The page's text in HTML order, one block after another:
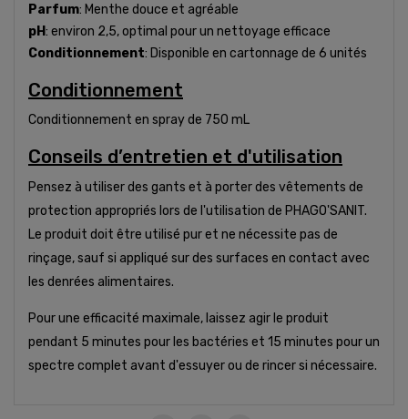
Parfum: Menthe douce et agréable
pH: environ 2,5, optimal pour un nettoyage efficace
Conditionnement: Disponible en cartonnage de 6 unités
Conditionnement
Conditionnement en spray de 750 mL
Conseils d’entretien et d'utilisation
Pensez à utiliser des gants et à porter des vêtements de
protection appropriés lors de l'utilisation de PHAGO'SANIT.
Le produit doit être utilisé pur et ne nécessite pas de
rinçage, sauf si appliqué sur des surfaces en contact avec
les denrées alimentaires.
Pour une efficacité maximale, laissez agir le produit
pendant 5 minutes pour les bactéries et 15 minutes pour un
spectre complet avant d'essuyer ou de rincer si nécessaire.